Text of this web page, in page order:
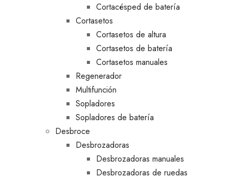
Cortacésped de batería
Cortasetos
Cortasetos de altura
Cortasetos de batería
Cortasetos manuales
Regenerador
Multifunción
Sopladores
Sopladores de batería
Desbroce
Desbrozadoras
Desbrozadoras manuales
Desbrozadoras de ruedas